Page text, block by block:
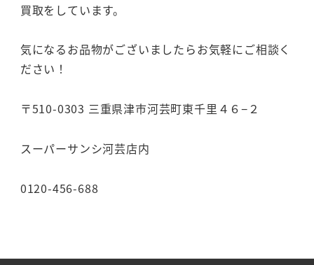
買取をしています。
気になるお品物がございましたらお気軽にご相談く
ださい！
〒510-0303 三重県津市河芸町東千里４６−２
スーパーサンシ河芸店内
0120-456-688